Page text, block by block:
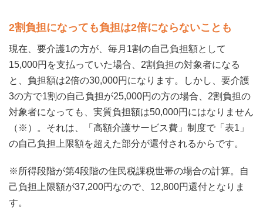
2割負担になっても負担は2倍にならないことも
現在、要介護1の方が、毎月1割の自己負担額として
15,000円を支払っていた場合、2割負担の対象者になる
と、負担額は2倍の30,000円になります。しかし、要介護
3の方で1割の自己負担が25,000円の方の場合、2割負担の
対象者になっても、実質負担額は50,000円にはなりません
（※）。それは、「高額介護サービス費」制度で「表1」
の自己負担上限額を超えた部分が還付されるからです。
※所得段階が第4段階の住民税課税世帯の場合の計算。自
己負担上限額が37,200円なので、12,800円還付となりま
す。